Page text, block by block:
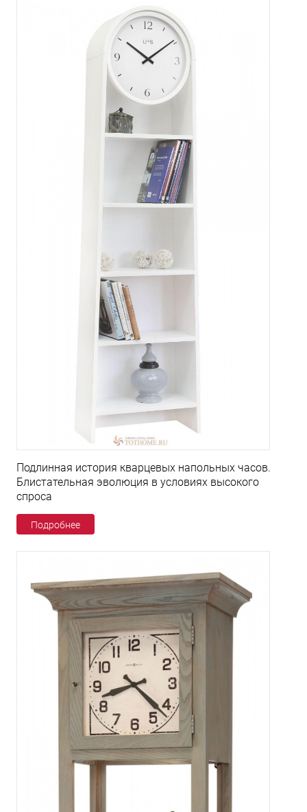
Подлинная история кварцевых напольных часов.
Блистательная эволюция в условиях высокого
спроса
Подробнее